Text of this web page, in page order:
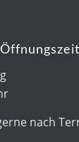
nach